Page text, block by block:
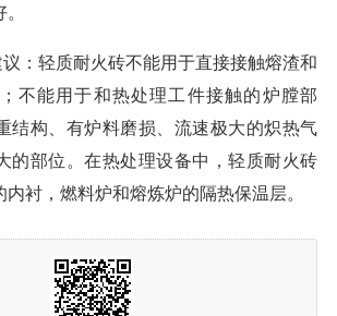
：轻质耐火砖不能用于直接接触熔渣和
不能用于和热处理工件接触的炉膛部
结构、有炉料磨损、流速极大的炽热气
的部位。在热处理设备中，轻质耐火砖
衬，燃料炉和熔炼炉的隔热保温层。